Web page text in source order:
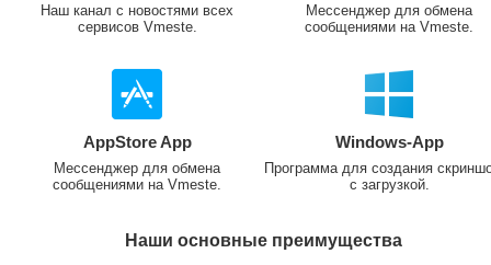
Наш канал с новостями всех
сервисов Vmeste.
Мессенджер для обмена
сообщениями на Vmeste.
AppStore App
Мессенджер для обмена
сообщениями на Vmeste.
Windows-App
Программа для создания
с загрузкой.
Наши основные преимущества